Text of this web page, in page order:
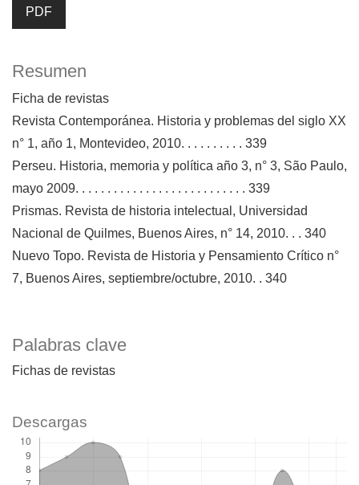
PDF
Palabras clave
Fichas de revistas
Resumen
Ficha de revistas
Revista Contemporánea. Historia y problemas del siglo XX
n° 1, año 1, Montevideo, 2010. . . . . . . . . . 339
Perseu. Historia, memoria y política año 3, n° 3, São Paulo,
mayo 2009. . . . . . . . . . . . . . . . . . . . . . . . . . . 339
Prismas. Revista de historia intelectual, Universidad
Nacional de Quilmes, Buenos Aires, n° 14, 2010. . . 340
Nuevo Topo. Revista de Historia y Pensamiento Crítico n°
7, Buenos Aires, septiembre/octubre, 2010. . 340
Descargas